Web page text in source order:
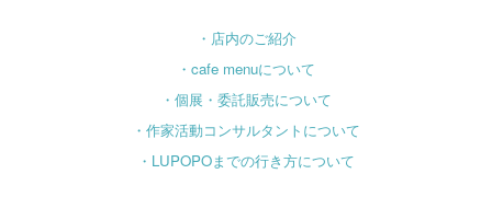
・店内のご紹介
・cafe menuについて
・個展・委託販売について
・作家活動コンサルタントについて
・LUPOPOまでの行き方について